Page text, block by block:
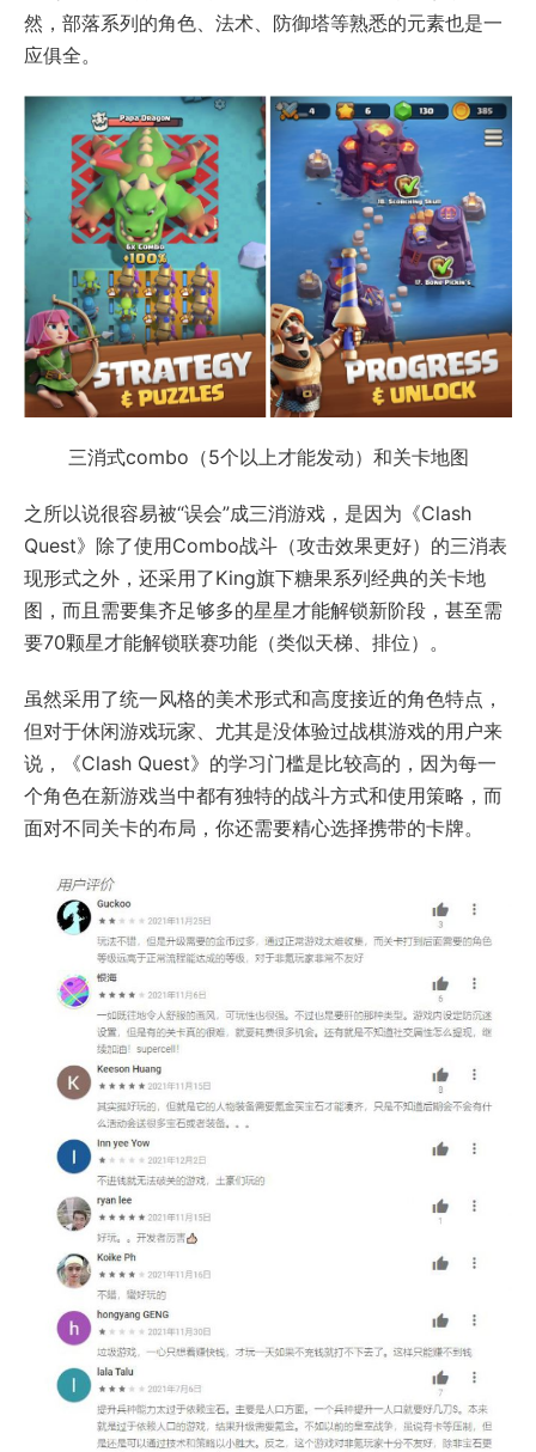
然，部落系列的角色、法术、防御塔等熟悉的元素也是一
应俱全。
三消式combo（5个以上才能发动）和关卡地图
之所以说很容易被“误会”成三消游戏，是因为《Clash
Quest》除了使用Combo战斗（攻击效果更好）的三消表
现形式之外，还采用了King旗下糖果系列经典的关卡地
图，而且需要集齐足够多的星星才能解锁新阶段，甚至需
要70颗星才能解锁联赛功能（类似天梯、排位）。
虽然采用了统一风格的美术形式和高度接近的角色特点，
但对于休闲游戏玩家、尤其是没体验过战棋游戏的用户来
说，《Clash Quest》的学习门槛是比较高的，因为每一
个角色在新游戏当中都有独特的战斗方式和使用策略，而
面对不同关卡的布局，你还需要精心选择携带的卡牌。